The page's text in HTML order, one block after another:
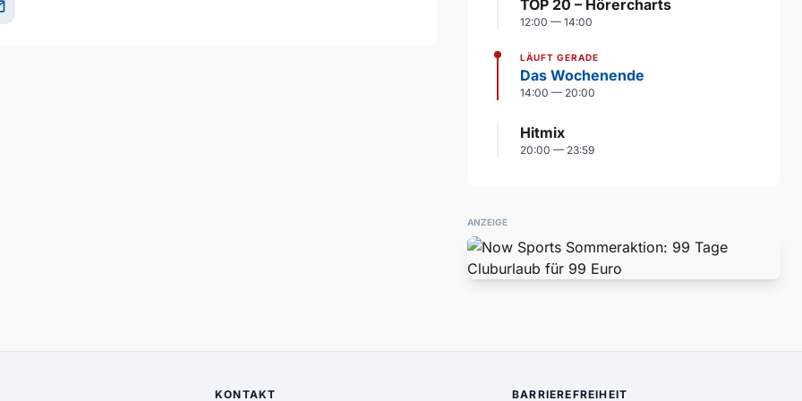
TOP 20 – Hörercharts
12:00 — 14:00
LÄUFT GERADE
Das Wochenende
14:00 — 20:00
Hitmix
20:00 — 23:59
ANZEIGE
KONTAKT BARRIEREFREIHEIT